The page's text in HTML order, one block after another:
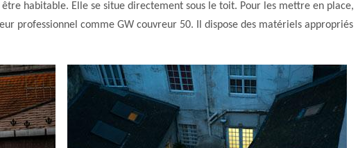
habitable. Elle se situe directement sous le toit. Pour les mettre en place,
professionnel comme GW couvreur 50. Il dispose des matériels appropriés